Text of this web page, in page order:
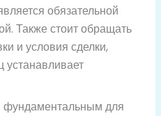
обязательной
Также стоит обращать
и условия сделки,
фундаментальным для